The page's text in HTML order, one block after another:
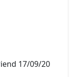
17/09/20